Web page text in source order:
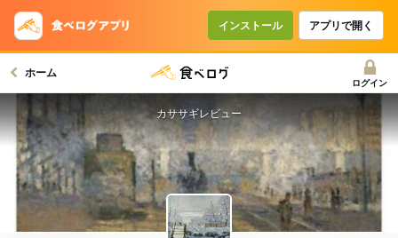
インストール アプリで開く
ホーム
ログイン
カササギレビュー